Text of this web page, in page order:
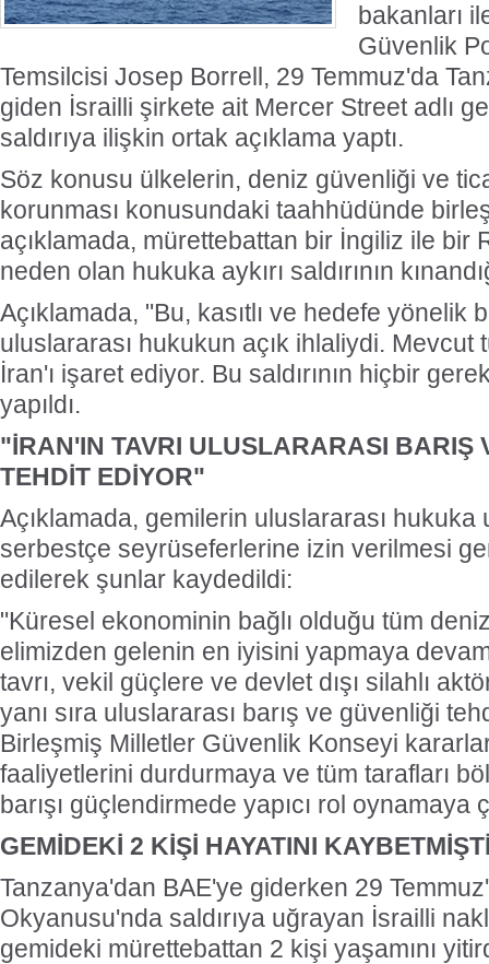
bakanları
Güvenlik
Temsilcisi Josep Borrell, 29 Temmuz'da
giden İsrailli şirkete ait Mercer Street adlı
saldırıya ilişkin ortak açıklama yaptı.
Söz konusu ülkelerin, deniz güvenliği ve
korunması konusundaki taahhüdünde
açıklamada, mürettebattan bir İngiliz ile bir
neden olan hukuka aykırı saldırının
Açıklamada, "Bu, kasıtlı ve hedefe yönelik
uluslararası hukukun açık ihlaliydi. Mevcut
İran'ı işaret ediyor. Bu saldırının hiçbir
yapıldı.
"İRAN'IN TAVRI ULUSLARARASI BARIŞ
TEHDİT EDİYOR"
Açıklamada, gemilerin uluslararası hukuka
serbestçe seyrüseferlerine izin verilmesi
edilerek şunlar kaydedildi:
"Küresel ekonominin bağlı olduğu tüm
elimizden gelenin en iyisini yapmaya
tavrı, vekil güçlere ve devlet dışı silahlı
yanı sıra uluslararası barış ve güvenliği
Birleşmiş Milletler Güvenlik Konseyi
faaliyetlerini durdurmaya ve tüm tarafları
barışı güçlendirmede yapıcı rol oynamaya
GEMİDEKİ 2 KİŞİ HAYATINI
Tanzanya'dan BAE'ye giderken 29
Okyanusu'nda saldırıya uğrayan İsrailli
gemideki mürettebattan 2 kişi yaşamını